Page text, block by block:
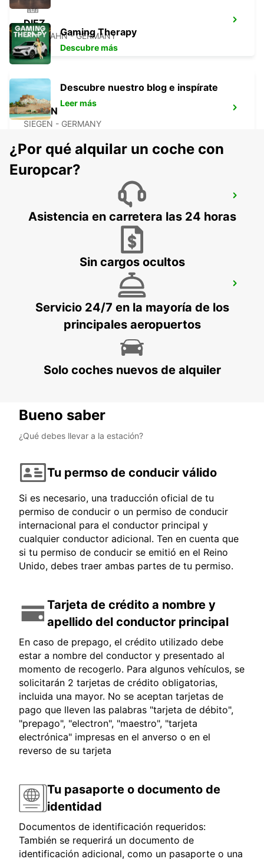
DIEZ
DIEZ/LAHN - GERMANY
SIEGEN
SIEGEN - GERMANY
MONTABAUR - GERMANY
FRANKFURT BOCKENHEIM
FRANKFURT AM MAIN - GERMANY
Gaming Therapy
Descubre más
Descubre nuestro blog e inspírate
Leer más
¿Por qué alquilar un coche con
Europcar?
Asistencia en carretera las 24 horas
Sin cargos ocultos
Servicio 24/7 en la mayoría de los
principales aeropuertos
Solo coches nuevos de alquiler
Bueno saber
¿Qué debes llevar a la estación?
Tu permso de conducir válido
Si es necesario, una traducción oficial de tu
permiso de conducir o un permiso de conducir
internacional para el conductor principal y
cualquier conductor adicional. Ten en cuenta que
si tu permiso de conducir se emitió en el Reino
Unido, debes traer ambas partes de tu permiso.
Tarjeta de crédito a nombre y
apellido del conductor principal
En caso de prepago, el crédito utilizado debe
estar a nombre del conductor y presentado al
momento de recogerlo. Para algunos vehículos, se
solicitarán 2 tarjetas de crédito obligatorias,
incluida una mayor. No se aceptan tarjetas de
pago que lleven las palabras "tarjeta de débito",
"prepago", "electron", "maestro", "tarjeta
electrónica" impresas en el anverso o en el
reverso de su tarjeta
Tu pasaporte o documento de
identidad
Documentos de identificación requeridos:
También se requerirá un documento de
identificación adicional, como un pasaporte o una